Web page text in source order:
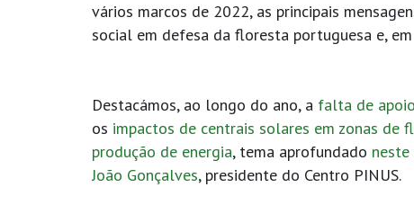
vários marcos de 2022, as principais
social em defesa da floresta portuguesa e,
Destacámos, ao longo do ano, a falta de
os impactos de centrais solares em zonas de
produção de energia, tema aprofundado
João Gonçalves, presidente do Centro PINUS.